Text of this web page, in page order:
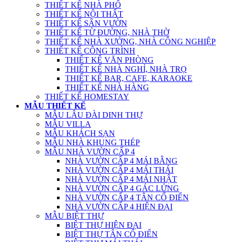
THIẾT KẾ NHÀ PHỐ
THIẾT KẾ NỘI THẤT
THIẾT KẾ SÂN VƯỜN
THIẾT KẾ TỪ ĐƯỜNG, NHÀ THỜ
THIẾT KẾ NHÀ XƯỞNG, NHÀ CÔNG NGHIỆP
THIẾT KẾ CÔNG TRÌNH
THIẾT KẾ VĂN PHÒNG
THIẾT KẾ NHÀ NGHỈ, NHÀ TRỌ
THIẾT KẾ BAR, CAFE, KARAOKE
THIẾT KẾ NHÀ HÀNG
THIẾT KẾ HOMESTAY
MẪU THIẾT KẾ
MẪU LÂU ĐÀI DINH THỰ
MẪU VILLA
MẪU KHÁCH SẠN
MẪU NHÀ KHUNG THÉP
MẪU NHÀ VƯỜN CẤP 4
NHÀ VƯỜN CẤP 4 MÁI BẰNG
NHÀ VƯỜN CẤP 4 MÁI THÁI
NHÀ VƯỜN CẤP 4 MÁI NHẬT
NHÀ VƯỜN CẤP 4 GÁC LỬNG
NHÀ VƯỜN CẤP 4 TÂN CỔ ĐIỂN
NHÀ VƯỜN CẤP 4 HIỆN ĐẠI
MẪU BIỆT THỰ
BIỆT THỰ HIỆN ĐẠI
BIỆT THỰ TÂN CỔ ĐIỂN